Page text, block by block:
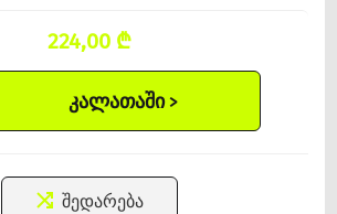
224,00 ₾
ᲙᲐᲚᲐᲗᲐᲨᲘ >
შედარება